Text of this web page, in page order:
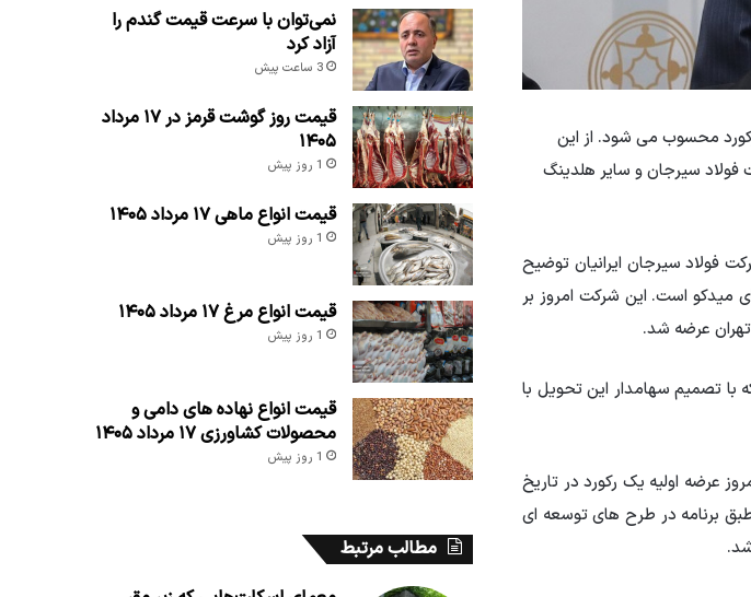
محسوب می شود. از این
فولاد سیرجان و سایر هلدینگ
فولاد سیرجان ایرانیان توضیح
میدکو است. این شرکت امروز بر
که با تصمیم سهامدار این تحویل با
عرضه اولیه یک رکورد در تاریخ
مالی محقق شد که طبق برنامه در طرح های توسعه ای
نمی‌توان با سرعت قیمت گندم را
آزاد کرد
3 ساعت پیش
قیمت روز گوشت قرمز در ۱۷ مرداد
۱۴۰۵
1 روز پیش
قیمت انواع ماهی ۱۷ مرداد ۱۴۰۵
1 روز پیش
قیمت انواع مرغ ۱۷ مرداد ۱۴۰۵
1 روز پیش
قیمت انواع نهاده های دامی و
محصولات کشاورزی ۱۷ مرداد ۱۴۰۵
1 روز پیش
مطالب مرتبط